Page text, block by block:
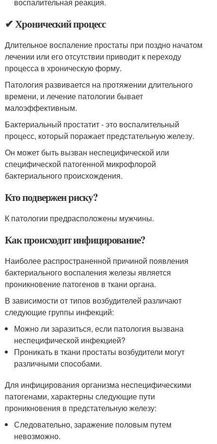
✔ Хронический процесс
Длительное воспаление простаты при поздно начатом
лечении или его отсутствии приводит к переходу
процесса в хроническую форму.
Патология развивается на протяжении длительного
времени, и лечение патологии бывает
малоэффективным.
Бактериальный простатит - это воспалительный
процесс, который поражает предстательную железу.
Он может быть вызван неспецифической или
специфической патогенной микрофлорой
бактериального происхождения.
Кто подвержен риску?
К патологии предрасположены мужчины.
Как происходит инфицирование?
Наиболее распространенной причиной появления
бактериального воспаления железы является
проникновение патогенов в ткани органа.
В зависимости от типов возбудителей различают
следующие группы инфекций:
Можно ли заразиться, если патология вызвана
неспецифической инфекцией?
Проникать в ткани простаты возбудители могут
различными способами.
Для инфицирования организма неспецифическими
патогенами, характерны следующие пути
проникновения в предстательную железу:
Следовательно, заражение половым путем
невозможно.